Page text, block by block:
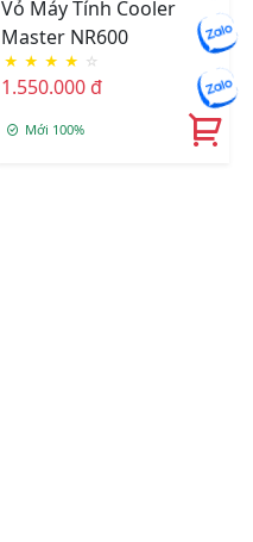
Vỏ Máy Tính Cooler
Master NR600
★ ★ ★ ★ ☆
1.550.000 đ
Mới 100%